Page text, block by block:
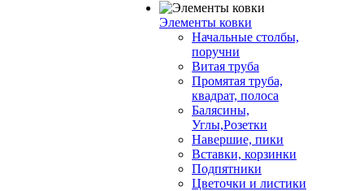
Элементы ковки
Начальные столбы,
поручни
Витая труба
Промятая труба,
квадрат, полоса
Балясины,
Углы,Розетки
Навершие, пики
Вставки, корзинки
Подпятники
Цветочки и листики